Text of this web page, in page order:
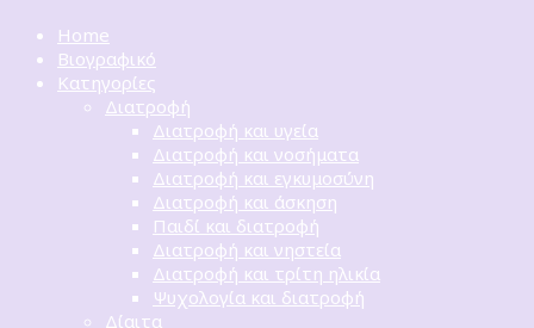
Home
Βιογραφικό
Κατηγορίες
Διατροφή
Διατροφή και υγεία
Διατροφή και νοσήματα
Διατροφή και εγκυμοσύνη
Διατροφή και άσκηση
Παιδί και διατροφή
Διατροφή και νηστεία
Διατροφή και τρίτη ηλικία
Ψυχολογία και διατροφή
Δίαιτα